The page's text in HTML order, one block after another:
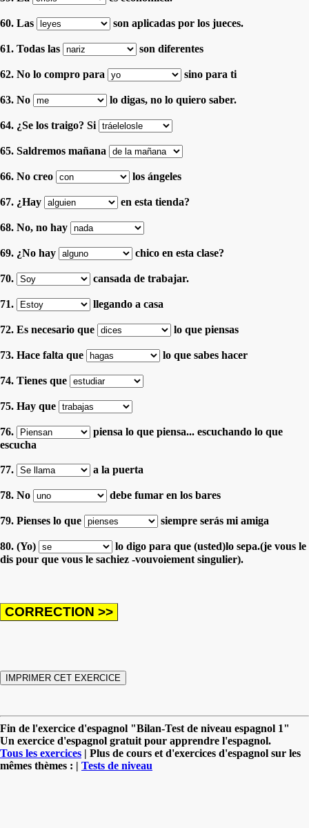
60. Las son aplicadas por los jueces.
61. Todas las son diferentes
62. No lo compro para sino para ti
63. No lo digas, no lo quiero saber.
64. ¿Se los traigo? Si
65. Saldremos mañana
66. No creo los ángeles
67. ¿Hay en esta tienda?
68. No, no hay
69. ¿No hay chico en esta clase?
70. cansada de trabajar.
71. llegando a casa
72. Es necesario que lo que piensas
73. Hace falta que lo que sabes hacer
74. Tienes que
75. Hay que
76.
piensa lo que piensa... escuchando lo que
escucha
77. a la puerta
78. No debe fumar en los bares
79. Pienses lo que siempre serás mi amiga
80. (Yo)
lo digo para que (usted)lo sepa.(je vous le
dis pour que vous le sachiez -vouvoiement singulier).
Fin de l'exercice d'espagnol "Bilan-Test de niveau espagnol 1"
Un exercice d'espagnol gratuit pour apprendre l'espagnol.
Tous les exercices | Plus de cours et d'exercices d'espagnol sur les
mêmes thèmes : | Tests de niveau